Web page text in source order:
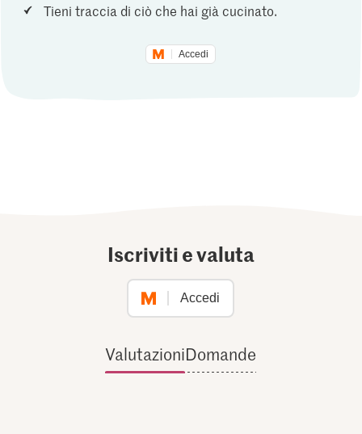
Tieni traccia di ciò che hai già cucinato.
Accedi
Iscriviti e valuta
Accedi
ValutazioniDomande